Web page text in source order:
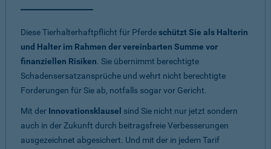
Diese Tierhalterhaftpflicht für Pferdeschützt Sie als Halterin
und Halter im Rahmen der vereinbarten Summe vor
finanziellen Risiken. Sie übernimmt berechtigte
Schadensersatzansprüche und wehrt nicht berechtigte
Forderungen für Sie ab, notfalls sogar vor Gericht.
Mit der Innovationsklausel sind Sie nicht nur jetzt sondern
auch in der Zukunft durch beitragsfreie Verbesserungen
ausgezeichnet abgesichert. Und mit der in jedem Tarif